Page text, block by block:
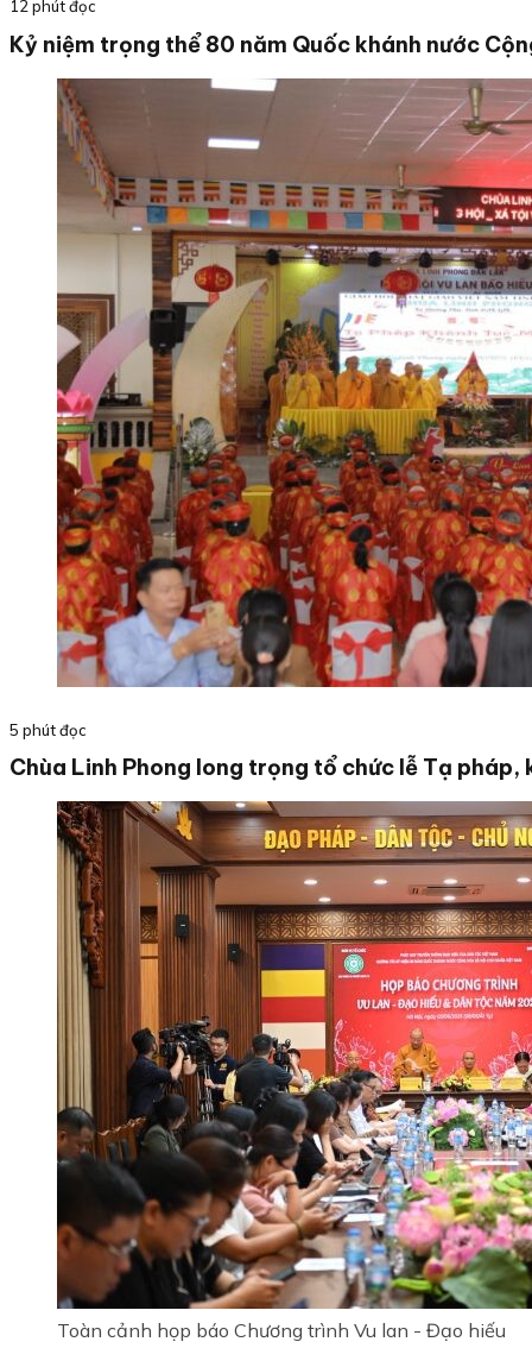
12 phút đọc
Kỷ niệm trọng thể 80 năm Quốc khánh nước
5 phút đọc
Chùa Linh Phong long trọng tổ chức lễ Tạ
Toàn cảnh họp báo Chương trình Vu lan - Đạo hiếu